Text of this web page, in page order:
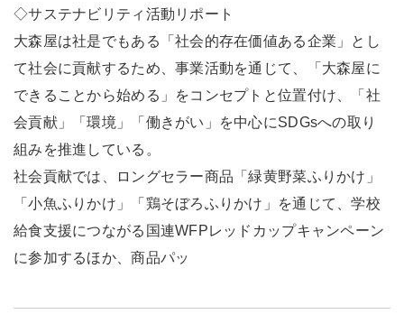
◇サステナビリティ活動リポート
大森屋は社是でもある「社会的存在価値ある企業」とし
て社会に貢献するため、事業活動を通じて、「大森屋に
できることから始める」をコンセプトと位置付け、「社
会貢献」「環境」「働きがい」を中心にSDGsへの取り
組みを推進している。
社会貢献では、ロングセラー商品「緑黄野菜ふりかけ」
「小魚ふりかけ」「鶏そぼろふりかけ」を通じて、学校
給食支援につながる国連WFPレッドカップキャンペーン
に参加するほか、商品パッ